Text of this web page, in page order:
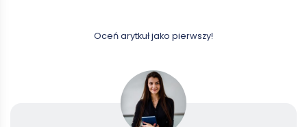
Oceń arytkuł jako pierwszy!